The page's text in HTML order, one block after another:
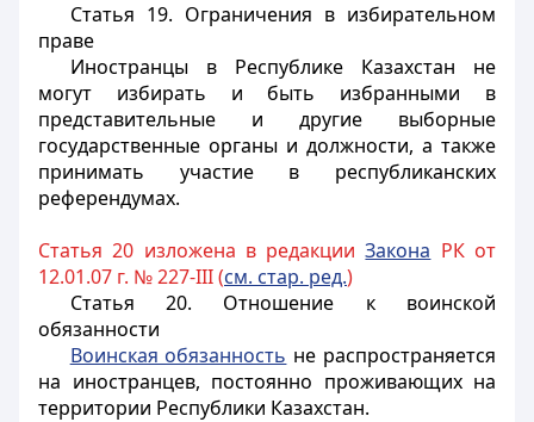
Статья 19. Ограничения в избирательном
праве
Иностранцыв Республике Казахстан не
могут избирать и быть избранными в
представительные и другие выборные
государственные органы и должности, а также
принимать участие в республиканских
референдумах.
Статья 20 изложена в редакцииЗакона РК от
12.01.07 г. № 227-III (см. стар. ред.)
Статья 20. Отношение к воинской
обязанности
Воинская обязанность не распространяется
на иностранцев, постоянно проживающих на
территории Республики Казахстан.